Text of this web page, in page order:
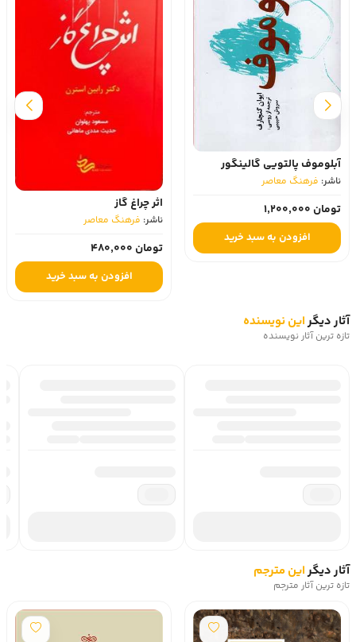
آبلوموف پالتویی گالینگور
ناشر: فرهنگ معاصر
تومان 1,200,000
افزودن به سبد خرید
اثر چراغ گاز
ناشر: فرهنگ معاصر
تومان 480,000
افزودن به سبد خرید
آثار دیگراین نویسنده
تازه ترین آثار نویسنده
آثار دیگر این مترجم
تازه ترین آثار مترجم